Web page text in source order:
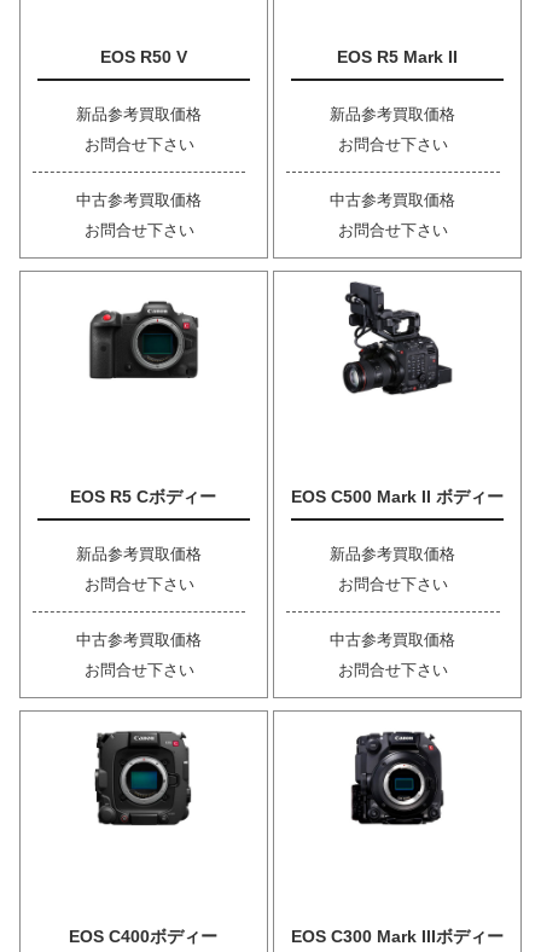
EOS R50 V
新品参考買取価格
お問合せ下さい
中古参考買取価格
お問合せ下さい
EOS R5 Mark II
新品参考買取価格
お問合せ下さい
中古参考買取価格
お問合せ下さい
EOS R5 Cボディー
新品参考買取価格
お問合せ下さい
中古参考買取価格
お問合せ下さい
EOS C500 Mark II ボディー
新品参考買取価格
お問合せ下さい
中古参考買取価格
お問合せ下さい
EOS C400ボディー EOS C300 Mark IIIボディー